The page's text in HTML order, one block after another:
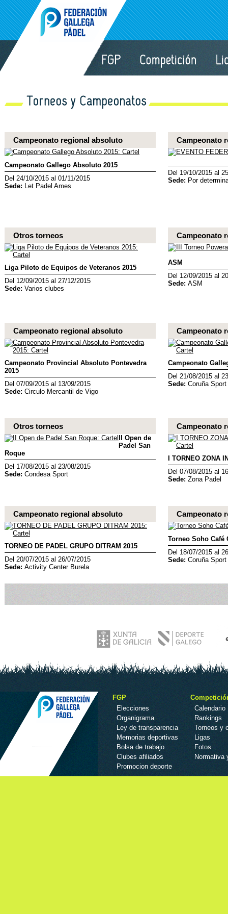
Campeonato regional absoluto
Campeonato Gallego Absoluto 2015
Del 24/10/2015 al 01/11/2015
Sede: Let Padel Ames
Campeonato
Del 19/10/2015 al
Sede: Por
Otros torneos
Liga Piloto de Equipos de Veteranos 2015
Del 12/09/2015 al 27/12/2015
Sede: Varios clubes
Campeonato
ASM
Del 12/09/2015 al
Sede: ASM
Campeonato regional absoluto
Campeonato Provincial Absoluto Pontevedra
2015
Del 07/09/2015 al 13/09/2015
Sede: Circulo Mercantil de Vigo
Campeonato
Campeonato
Del 21/08/2015 al
Sede: Coruña
Otros torneos
II Open de
Padel San
Roque
Del 17/08/2015 al 23/08/2015
Sede: Condesa Sport
Campeonato
I TORNEO ZONA
Del 07/08/2015 al
Sede: Zona Padel
Campeonato regional absoluto
TORNEO DE PADEL GRUPO DITRAM 2015
Del 20/07/2015 al 26/07/2015
Sede: Activity Center Burela
Campeonato
Torneo Soho Café
Del 18/07/2015 al
Sede: Coruña
FGP
Elecciones
Organigrama
Ley de transparencia
Memorias deportivas
Bolsa de trabajo
Clubes afiliados
Promocion deporte
Calendario
Rankings
Torneos y
Ligas
Fotos
Normativa